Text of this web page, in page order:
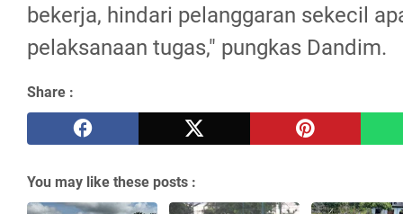
bekerja, hindari pelanggaran sekecil
pelaksanaan tugas," pungkas Dandim.
Share :
You may like these posts :